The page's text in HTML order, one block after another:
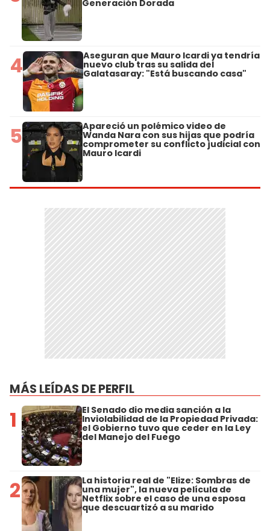
Generación Dorada
4 Aseguran que Mauro Icardi ya tendría
nuevo club tras su salida del
Galatasaray: "Está buscando casa"
5 Apareció un polémico video de
Wanda Nara con sus hijas que podría
comprometer su conflicto judicial con
Mauro Icardi
MÁS LEÍDAS DE PERFIL
1 El Senado dio media sanción a la
Inviolabilidad de la Propiedad Privada:
el Gobierno tuvo que ceder en la Ley
del Manejo del Fuego
2 La historia real de "Elize: Sombras de
una mujer", la nueva película de
Netflix sobre el caso de una esposa
que descuartizó a su marido